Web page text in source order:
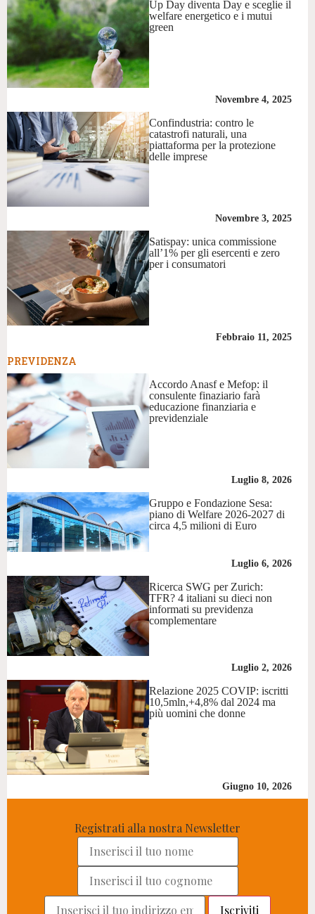
Up Day diventa Day e sceglie il
welfare energetico e i mutui
green
Novembre 4, 2025
Confindustria: contro le
catastrofi naturali, una
piattaforma per la protezione
delle imprese
Novembre 3, 2025
Satispay: unica commissione
all’1% per gli esercenti e zero
per i consumatori
Febbraio 11, 2025
PREVIDENZA
Accordo Anasf e Mefop: il
consulente finaziario farà
educazione finanziaria e
previdenziale
Luglio 8, 2026
Gruppo e Fondazione Sesa:
piano di Welfare 2026-2027 di
circa 4,5 milioni di Euro
Luglio 6, 2026
Ricerca SWG per Zurich:
TFR? 4 italiani su dieci non
informati su previdenza
complementare
Luglio 2, 2026
Relazione 2025 COVIP: iscritti
10,5mln,+4,8% dal 2024 ma
più uomini che donne
Giugno 10, 2026
Registrati alla nostra Newsletter